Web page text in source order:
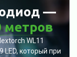
—
метров
WL11
LED, который при